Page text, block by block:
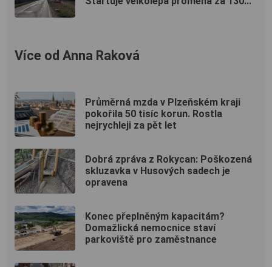
Více od Anna Raková
Průměrná mzda v Plzeňském kraji
pokořila 50 tisíc korun. Rostla
nejrychleji za pět let
Dobrá zpráva z Rokycan: Poškozená
skluzavka v Husových sadech je
opravena
Konec přeplněným kapacitám?
Domažlická nemocnice staví
parkoviště pro zaměstnance